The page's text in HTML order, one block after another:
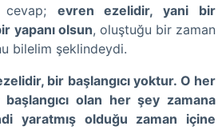
cevap; evren ezelidir, yani bir
yapanı olsun, oluştuğu bir zaman
bilelim şeklindeydi.
bir başlangıcı yoktur. O her
başlangıcı olan her şey zamana
yaratmış olduğu zaman içine